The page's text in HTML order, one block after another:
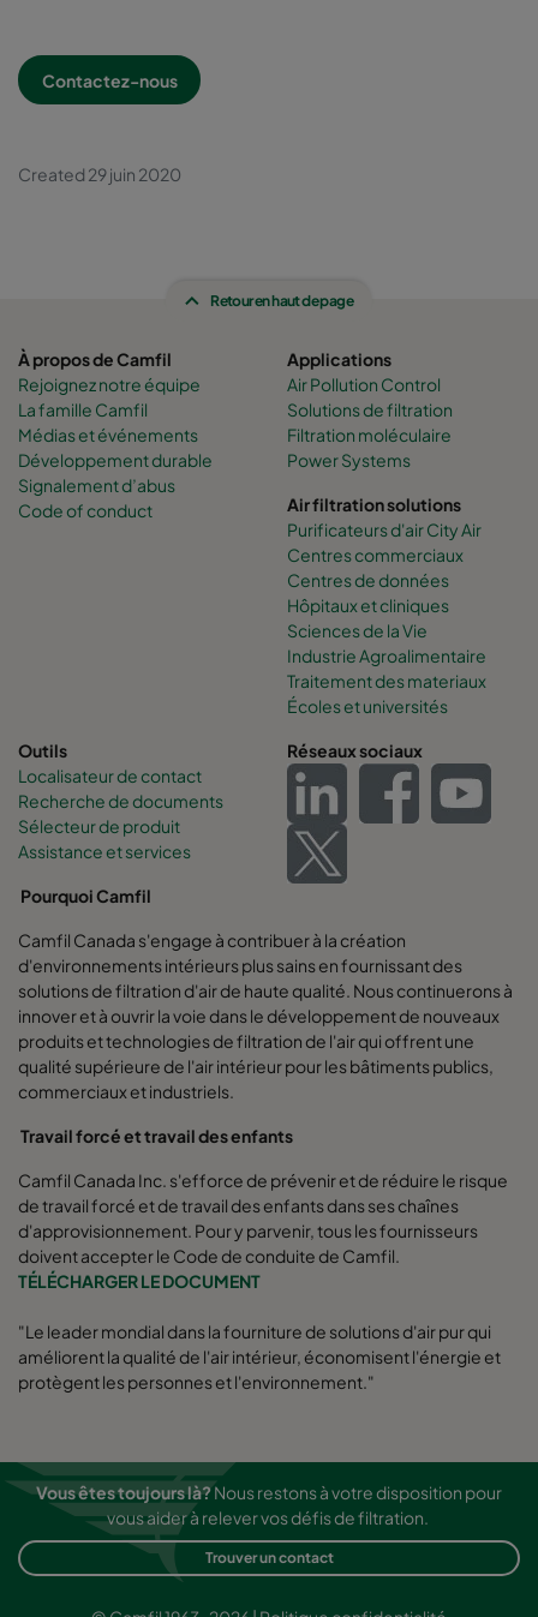
Contactez-nous
Created 29 juin 2020
Retour en haut de page
À propos de Camfil
Rejoignez notre équipe
La famille Camfil
Médias et événements
Développement durable
Signalement d’abus
Code of conduct
Applications
Air Pollution Control
Solutions de filtration
Filtration moléculaire
Power Systems
Air filtration solutions
Purificateurs d'air City Air
Centres commerciaux
Centres de données
Hôpitaux et cliniques
Sciences de la Vie
Industrie Agroalimentaire
Traitement des materiaux
Écoles et universités
Outils
Localisateur de contact
Recherche de documents
Sélecteur de produit
Assistance et services
Réseaux sociaux
Pourquoi Camfil
Camfil Canada s'engage à contribuer à la création
d'environnements intérieurs plus sains en fournissant des
solutions de filtration d'air de haute qualité. Nous continuerons à
innover et à ouvrir la voie dans le développement de nouveaux
produits et technologies de filtration de l'air qui offrent une
qualité supérieure de l'air intérieur pour les bâtiments publics,
commerciaux et industriels.
Travail forcé et travail des enfants
Camfil Canada Inc. s'efforce de prévenir et de réduire le risque
de travail forcé et de travail des enfants dans ses chaînes
d'approvisionnement. Pour y parvenir, tous les fournisseurs
doivent accepter le Code de conduite de Camfil.
TÉLÉCHARGER LE DOCUMENT
"Le leader mondial dans la fourniture de solutions d'air pur qui
améliorent la qualité de l'air intérieur, économisent l'énergie et
protègent les personnes et l'environnement."
Vous êtes toujours là?Nous restons à votre disposition pour
vous aider à relever vos défis de filtration.
Trouver un contact